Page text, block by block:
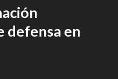
defensa en